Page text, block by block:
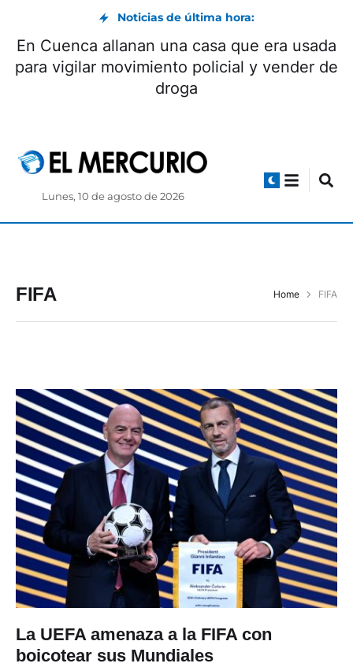
Noticias de última hora:
En Cuenca allanan una casa que era usada
para vigilar movimiento policial y vender de
droga
Lunes, 10 de agosto de 2026
FIFA Home FIFA
La UEFA amenaza a la FIFA con
boicotear sus Mundiales